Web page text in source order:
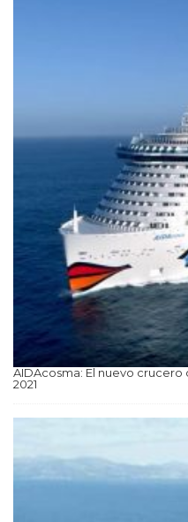
AIDAcosma: El nuevo crucero
2021